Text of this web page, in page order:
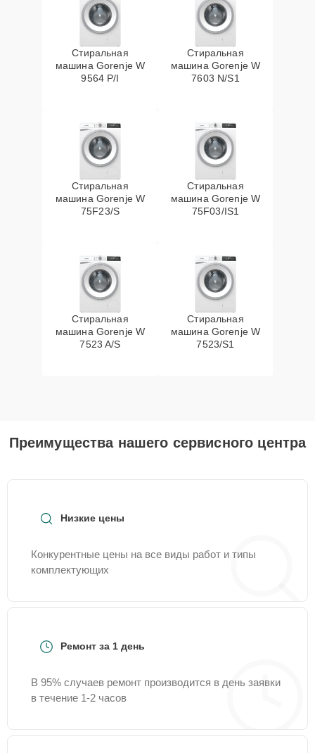
Стиральная
машина Gorenje W
9564 P/I
Стиральная
машина Gorenje W
7603 N/S1
Стиральная
машина Gorenje W
75F23/S
Стиральная
машина Gorenje W
75F03/IS1
Стиральная
машина Gorenje W
7523 A/S
Стиральная
машина Gorenje W
7523/S1
Преимущества нашего сервисного центра
Низкие цены
Конкурентные цены на все виды работ и типы
комплектующих
Ремонт за 1 день
В 95% случаев ремонт производится в день заявки
в течение 1-2 часов